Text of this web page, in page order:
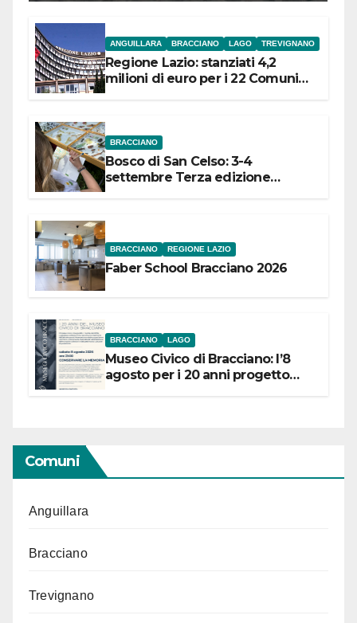
ANGUILLARA BRACCIANO LAGO TREVIGNANO
Regione Lazio: stanziati 4,2
milioni di euro per i 22 Comuni
BRACCIANO
Bosco di San Celso: 3-4
settembre Terza edizione
BRACCIANO REGIONE LAZIO
Faber School Bracciano 2026
BRACCIANO LAGO
Museo Civico di Bracciano: l’8
agosto per i 20 anni progetto
Comuni
Anguillara
Bracciano
Trevignano